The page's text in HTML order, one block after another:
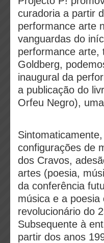
curadoria a partir
performance arte
vanguardas do
performance arte,
Goldberg,
inaugural da
a publicação do
Orfeu Negro),
configurações de
dos Cravos,
artes (poesia,
da conferência
música e a
revolucionário do
Subsequente à
partir dos anos